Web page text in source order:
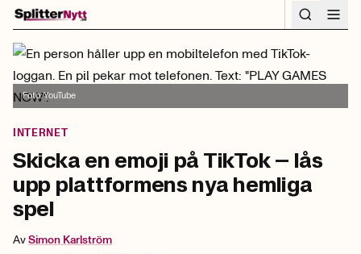
Hoppa till innehåll
Foto:YouTube
INTERNET
Skicka en emoji på TikTok – lås
upp plattformens nya hemliga
spel
AvSimon Karlström